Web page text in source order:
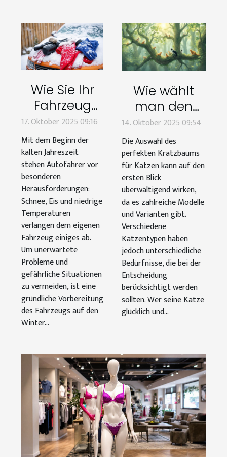
Wie Sie Ihr
Fahrzeug
optimal für
den Winter
vorbereiten
17. Oktober 2025 09:16
Mit dem Beginn der
kalten Jahreszeit
stehen Autofahrer vor
besonderen
Herausforderungen:
Schnee, Eis und niedrige
Temperaturen
verlangen dem eigenen
Fahrzeug einiges ab.
Um unerwartete
Probleme und
gefährliche Situationen
zu vermeiden, ist eine
gründliche Vorbereitung
des Fahrzeugs auf den
Winter...
Wie wählt
man den
perfekten
Kratzbaum
für
verschiedene
Katzentypen?
14. Oktober 2025 09:54
Die Auswahl des
perfekten Kratzbaums
für Katzen kann auf den
ersten Blick
überwältigend wirken,
da es zahlreiche Modelle
und Varianten gibt.
Verschiedene
Katzentypen haben
jedoch unterschiedliche
Bedürfnisse, die bei der
Entscheidung
berücksichtigt werden
sollten. Wer seine Katze
glücklich und...